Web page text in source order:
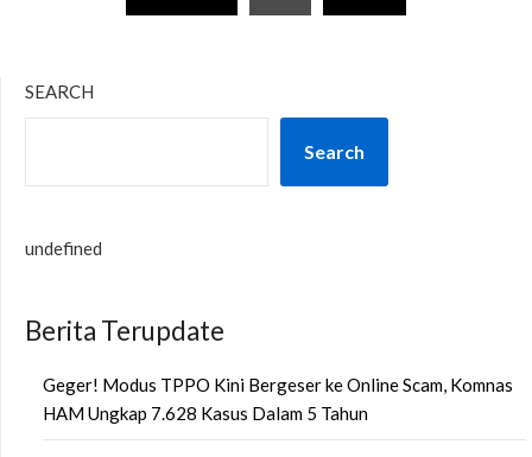
pagination
SEARCH
Search
undefined
Berita Terupdate
Geger! Modus TPPO Kini Bergeser ke Online Scam, Komnas
HAM Ungkap 7.628 Kasus Dalam 5 Tahun